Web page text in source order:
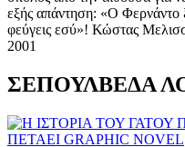
εξής απάντηση: «Ο Φερνάντο
φεύγεις εσύ»! Κώστας
2001
ΣΕΠΟΥΛΒΕΔΑ